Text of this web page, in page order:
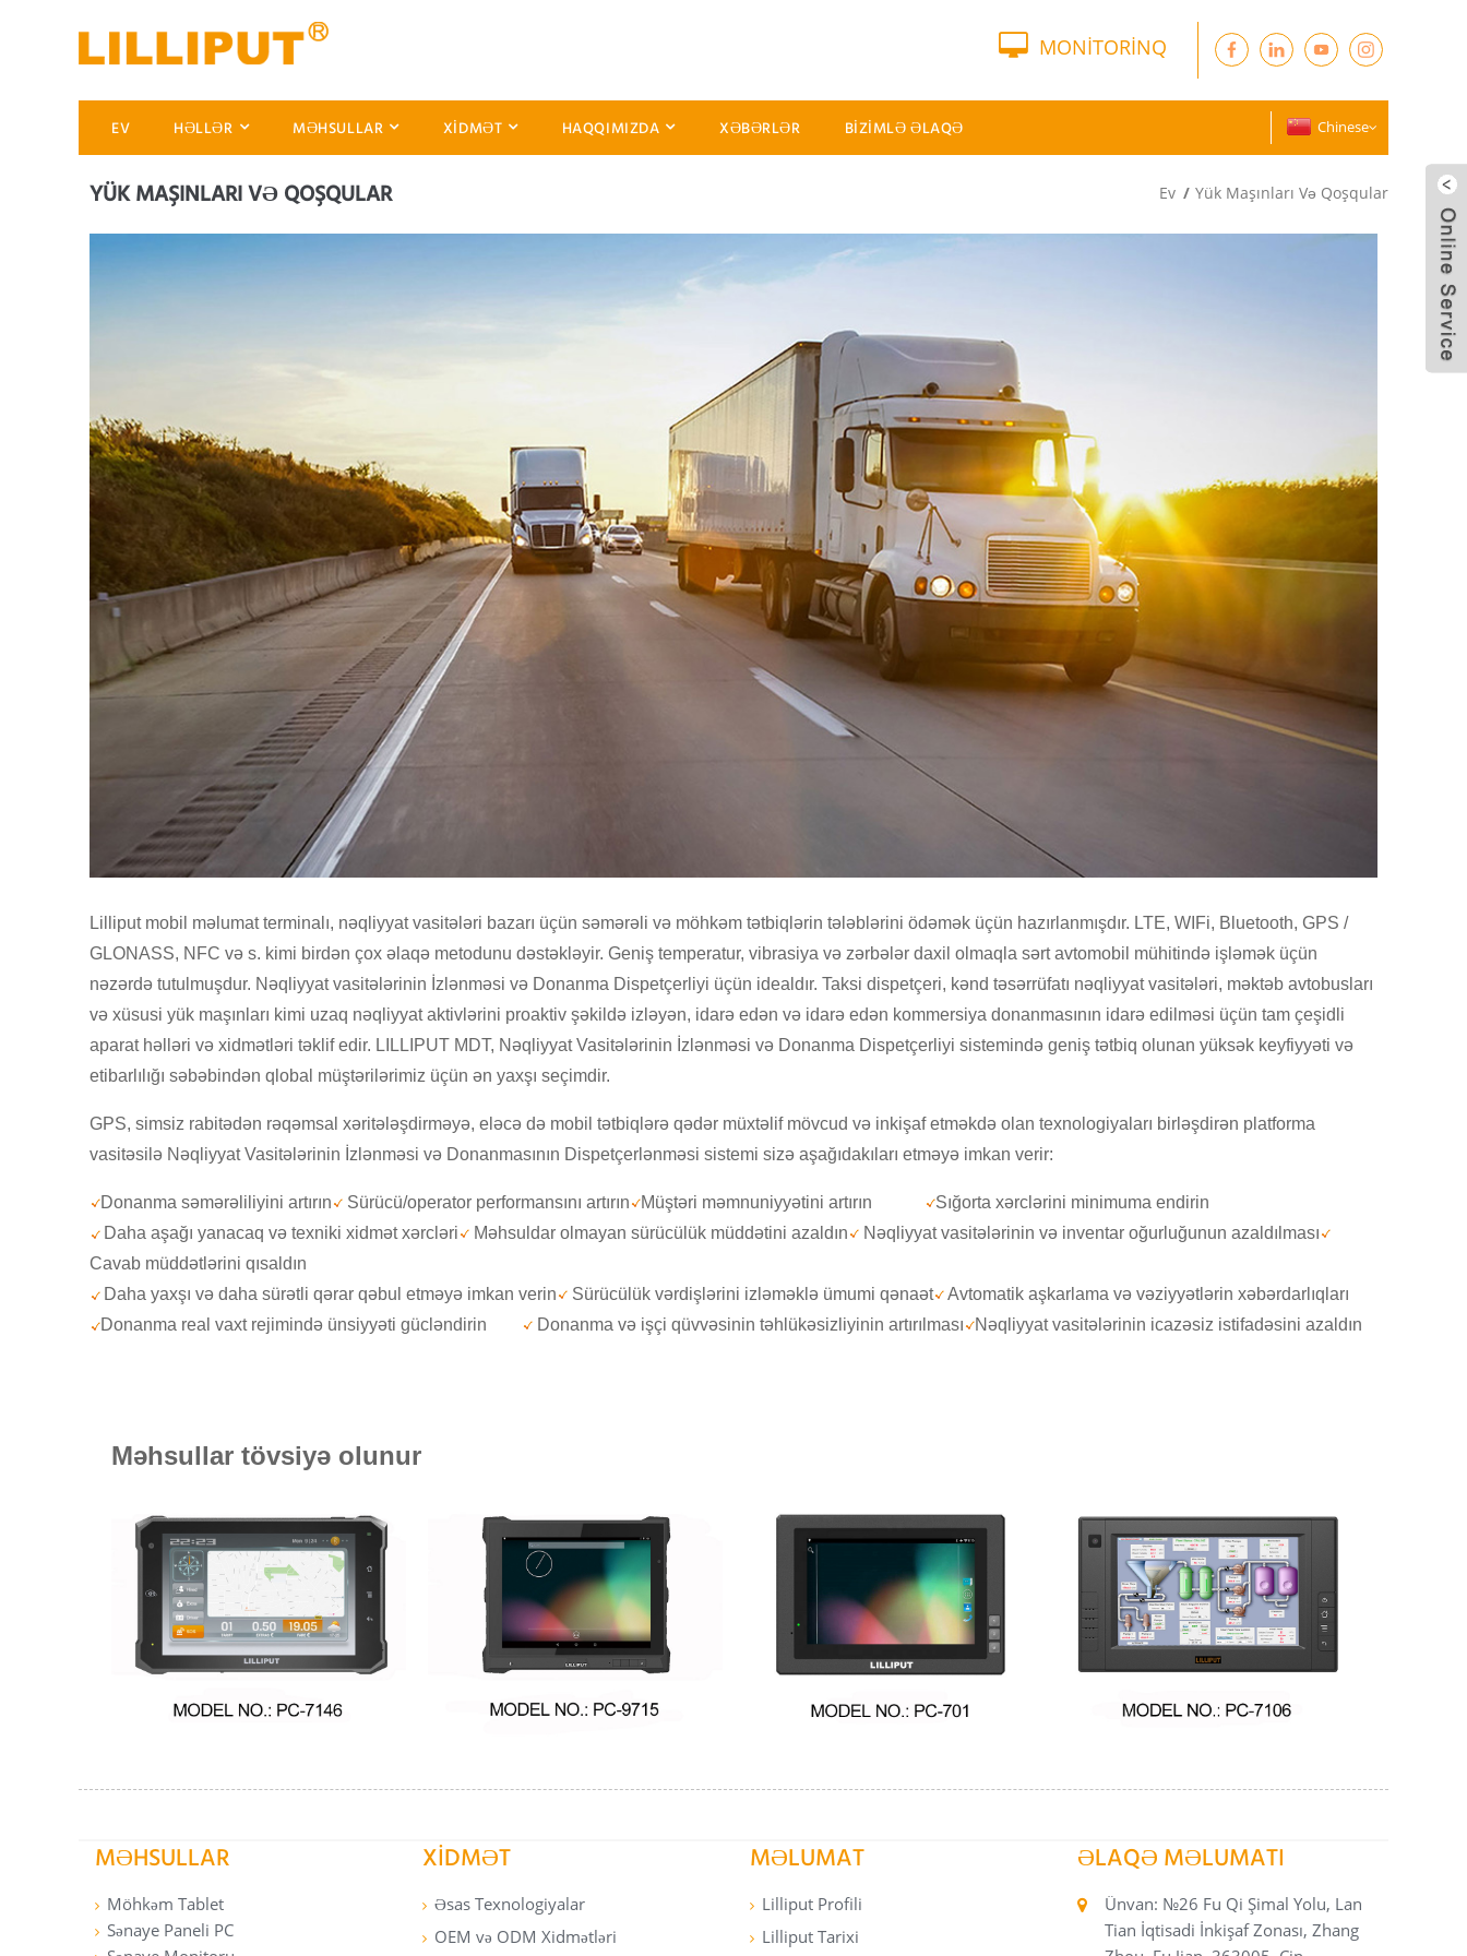
MONİTORİNQ
EV HƏLLƏR MƏHSULLAR XIDMƏT HAQQIMIZDA XƏBƏRLƏR BIZIMLƏ ƏLAQƏ Chinese
YÜK MAŞINLARI VƏ QOŞQULAR Ev Yük Maşınları Və Qoşqular
Lilliput mobil məlumat terminalı, nəqliyyat vasitələri bazarı üçün səmərəli və möhkəm tətbiqlərin tələblərini ödəmək üçün hazırlanmışdır. LTE, WIFi, Bluetooth, GPS /
GLONASS, NFC və s. kimi birdən çox əlaqə metodunu dəstəkləyir. Geniş temperatur, vibrasiya və zərbələr daxil olmaqla sərt avtomobil mühitində işləmək üçün
nəzərdə tutulmuşdur. Nəqliyyat vasitələrinin İzlənməsi və Donanma Dispetçerliyi üçün idealdır. Taksi dispetçeri, kənd təsərrüfatı nəqliyyat vasitələri, məktəb avtobusları
və xüsusi yük maşınları kimi uzaq nəqliyyat aktivlərini proaktiv şəkildə izləyən, idarə edən və idarə edən kommersiya donanmasının idarə edilməsi üçün tam çeşidli
aparat həlləri və xidmətləri təklif edir. LILLIPUT MDT, Nəqliyyat Vasitələrinin İzlənməsi və Donanma Dispetçerliyi sistemində geniş tətbiq olunan yüksək keyfiyyəti və
etibarlılığı səbəbindən qlobal müştərilərimiz üçün ən yaxşı seçimdir.
GPS, simsiz rabitədən rəqəmsal xəritələşdirməyə, eləcə də mobil tətbiqlərə qədər müxtəlif mövcud və inkişaf etməkdə olan texnologiyaları birləşdirən platforma
vasitəsilə Nəqliyyat Vasitələrinin İzlənməsi və Donanmasının Dispetçerlənməsi sistemi sizə aşağıdakıları etməyə imkan verir:
Donanma səmərəliliyini artırın Sürücü/operator performansını artırın Müştəri məmnuniyyətini artırın
Sığorta xərclərini minimuma endirin
Daha aşağı yanacaq və texniki xidmət xərcləri
Məhsuldar olmayan sürücülük müddətini azaldın
Nəqliyyat vasitələrinin və inventar oğurluğunun azaldılması
Cavab müddətlərini qısaldın
Daha yaxşı və daha sürətli qərar qəbul etməyə imkan verin
Sürücülük vərdişlərini izləməklə ümumi qənaət
Avtomatik aşkarlama və vəziyyətlərin xəbərdarlıqları
Donanma real vaxt rejimində ünsiyyəti gücləndirin
Donanma və işçi qüvvəsinin təhlükəsizliyinin artırılması Nəqliyyat vasitələrinin icazəsiz istifadəsini azaldın
Məhsullar tövsiyə olunur
MƏHSULLAR
Möhkəm Tablet
Sənaye Paneli PC
XIDMƏT
Əsas Texnologiyalar
OEM və ODM Xidmətləri
MƏLUMAT
Lilliput Profili
Lilliput Tarixi
ƏLAQƏ MƏLUMATI
Ünvan: №26 Fu Qi Şimal Yolu, Lan
Tian İqtisadi İnkişaf Zonası, Zhang